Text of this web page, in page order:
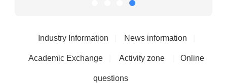
Industry Information News information
Academic Exchange Activity zone Online
questions